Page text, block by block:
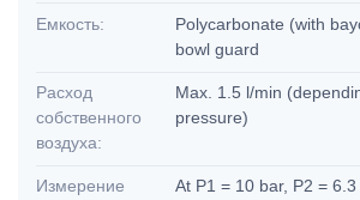
Емкость:
Polycarbonate (with
bowl guard
Расход
собственного
воздуха:
Max. 1.5 l/min
pressure)
Измерение
At P1 = 10 bar, P2 =